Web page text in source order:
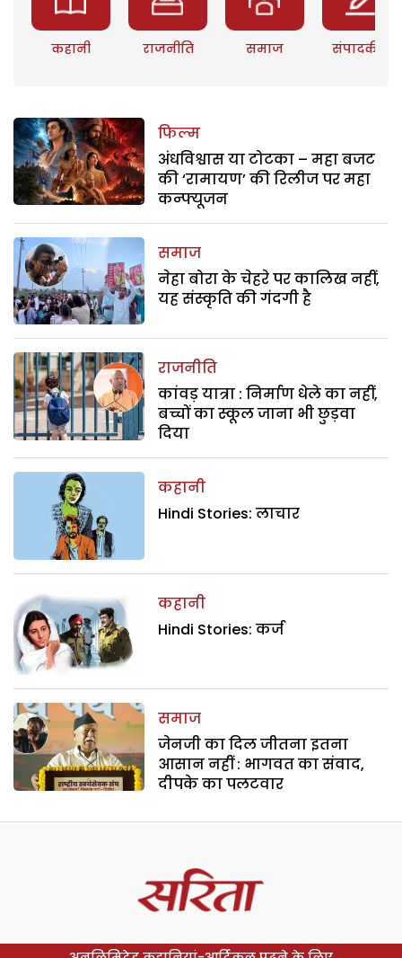
कहानी राजनीति समाज संपादकीय
फिल्म
अंधविश्वास या टोटका – महा बजट
की ‘रामायण’ की रिलीज पर महा
कन्फ्यूजन
समाज
नेहा बोरा के चेहरे पर कालिख नहीं,
यह संस्कृति की गंदगी है
राजनीति
कांवड़ यात्रा : निर्माण धेले का नहीं,
बच्चों का स्कूल जाना भी छुड़वा
दिया
कहानी
Hindi Stories: लाचार
कहानी
Hindi Stories: कर्ज
समाज
जेनजी का दिल जीतना इतना
आसान नहीं : भागवत का संवाद,
दीपके का पलटवार